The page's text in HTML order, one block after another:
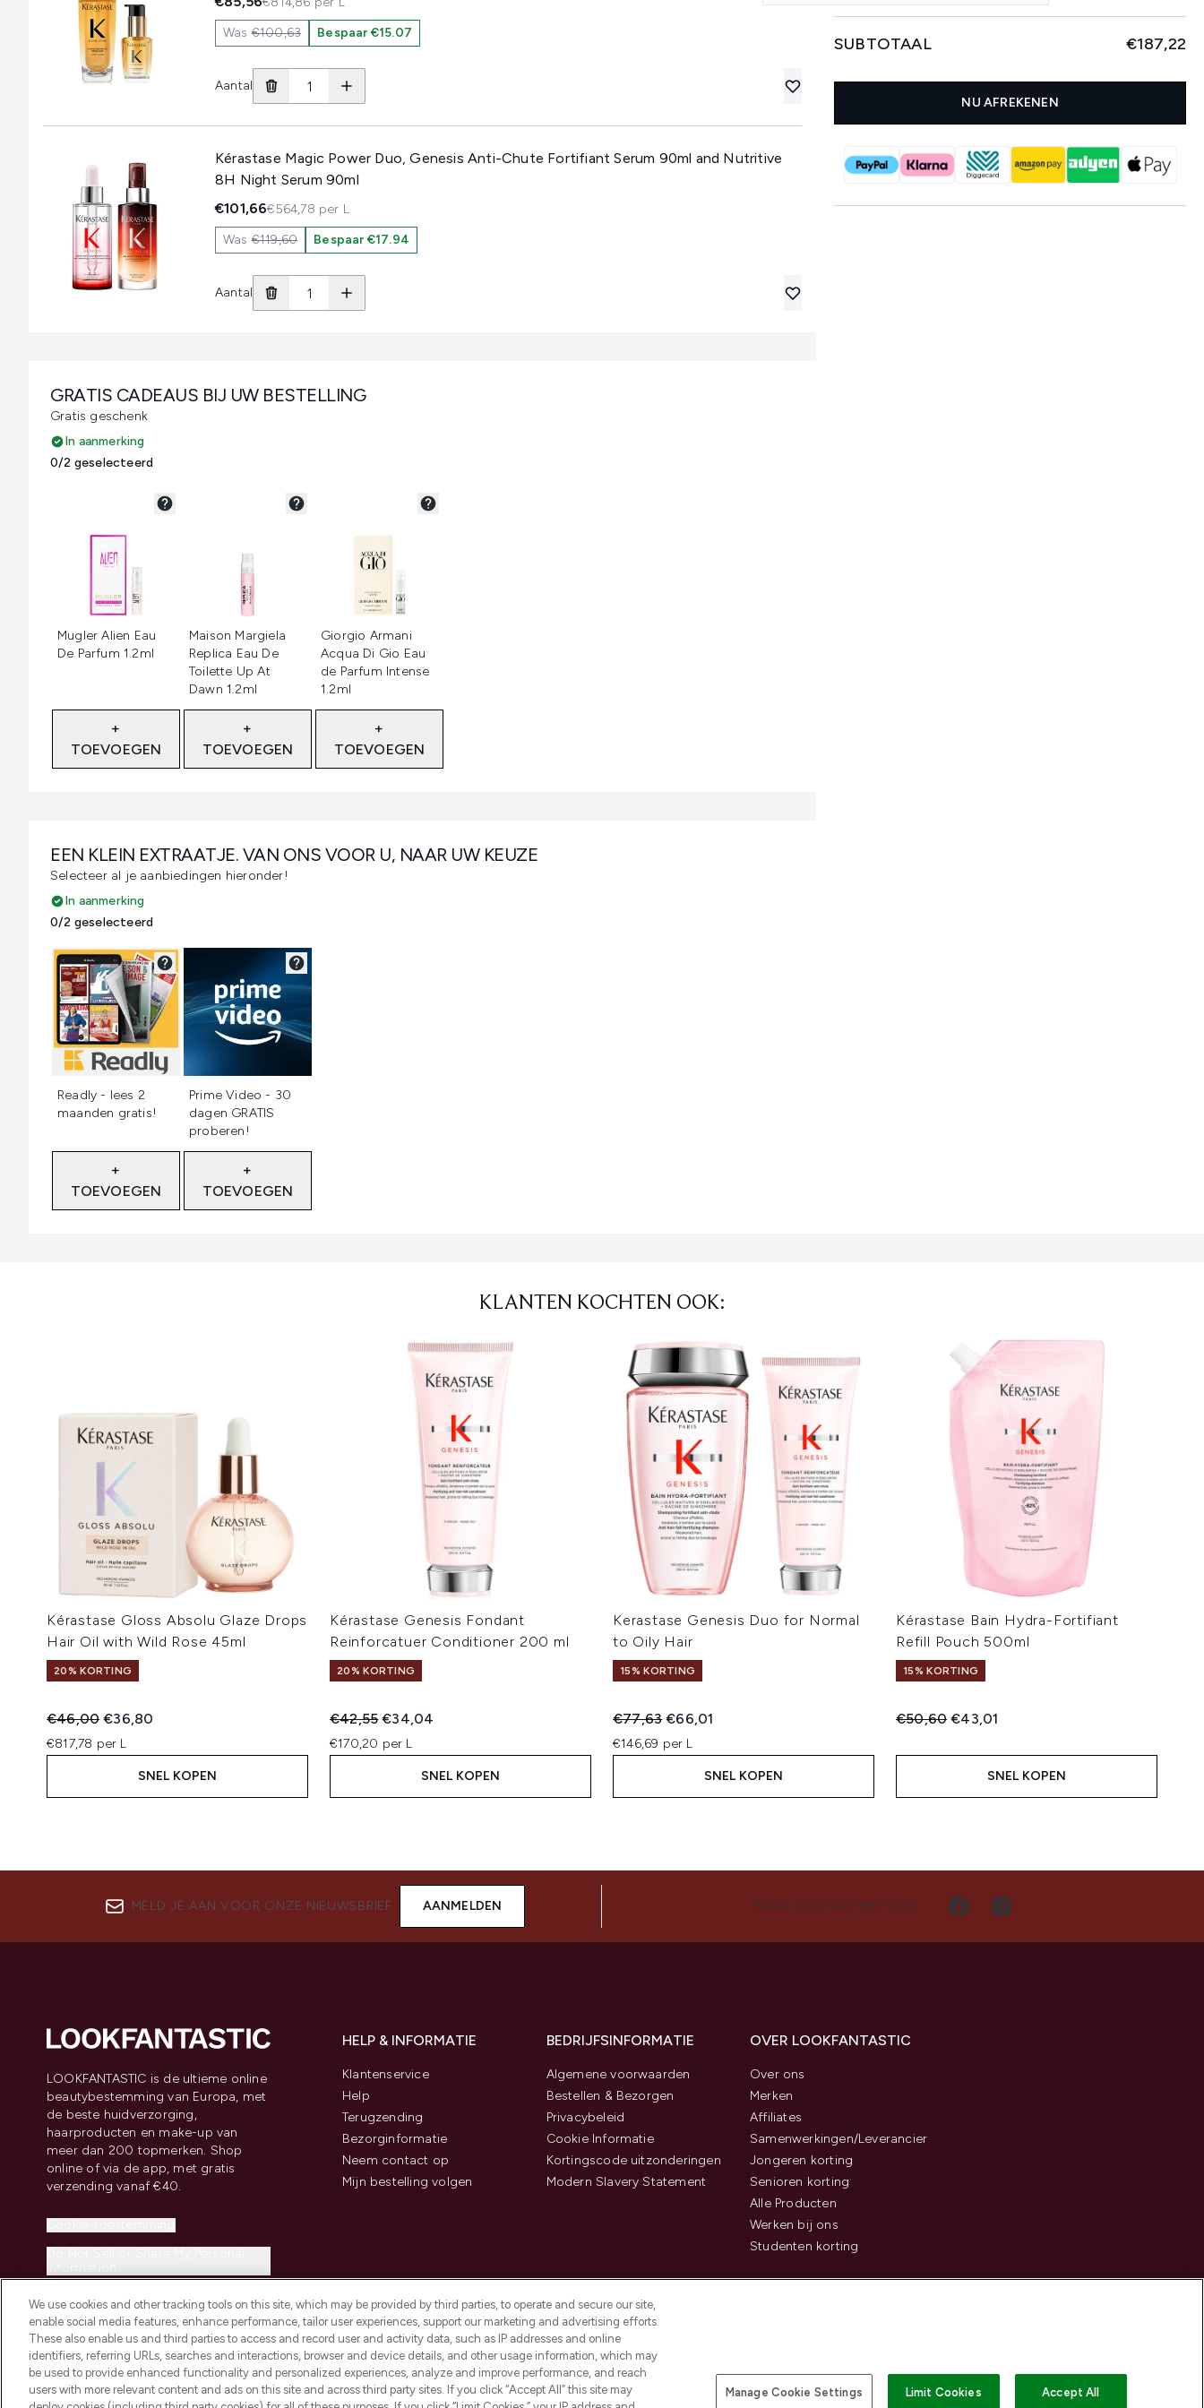
Was€100,63 Bespaar €15.07
Aantal
Kérastase Magic Power Duo, Genesis Anti-Chute Fortifiant Serum 90ml and Nutritive
8H Night Serum 90ml
€101,66€564,78 per L
Was€119,60 Bespaar €17.94
Aantal
GRATIS CADEAUS BIJ UW BESTELLING
Gratis geschenk
In aanmerking
0/2 geselecteerd
Mugler Alien Eau
De Parfum 1.2ml
+
TOEVOEGEN
Maison Margiela
Replica Eau De
Toilette Up At
Dawn 1.2ml
+
TOEVOEGEN
Giorgio Armani
Acqua Di Gio Eau
de Parfum Intense
1.2ml
+
TOEVOEGEN
EEN KLEIN EXTRAATJE. VAN ONS VOOR U, NAAR UW KEUZE
Selecteer al je aanbiedingen hieronder!
In aanmerking
0/2 geselecteerd
Readly - lees 2
maanden gratis!
+
TOEVOEGEN
Prime Video - 30
dagen GRATIS
proberen!
+
TOEVOEGEN
SUBTOTAAL €187,22
NU AFREKENEN
KLANTEN KOCHTEN OOK:
Kérastase Gloss Absolu Glaze Drops
Hair Oil with Wild Rose 45ml
20% KORTING
Recommended Retail Price:
€46,00Huidige prijs:
€36,80
€817,78 per L
SNEL KOPEN
Kérastase Genesis Fondant
Reinforcatuer Conditioner 200 ml
20% KORTING
Recommended Retail Price:
€42,55Huidige prijs:
€34,04
€170,20 per L
SNEL KOPEN
Kerastase Genesis Duo for Normal
to Oily Hair
15% KORTING
Recommended Retail Price:
€77,63Huidige prijs:
€66,01
€146,69 per L
SNEL KOPEN
Kérastase Bain Hydra-Fortifiant
Refill Pouch 500ml
15% KORTING
Recommended Retail Price:
€50,60Huidige prijs:
€43,01
SNEL KOPEN
MELD JE AAN VOOR ONZE NIEUWSBRIEF AANMELDEN MAAK CONTACT MET ONS
LOOKFANTASTIC is de ultieme online
beautybestemming van Europa, met
de beste huidverzorging,
haarproducten en make-up van
meer dan 200 topmerken. Shop
online of via de app, met gratis
verzending vanaf €40.
Information
HELP & INFORMATIE
Klantenservice
Help
Terugzending
Bezorginformatie
Neem contact op
Mijn bestelling volgen
BEDRIJFSINFORMATIE
Algemene voorwaarden
Bestellen & Bezorgen
Privacybeleid
Cookie Informatie
Kortingscode uitzonderingen
Modern Slavery Statement
OVER LOOKFANTASTIC
Over ons
Merken
Affiliates
Samenwerkingen/Leverancier
Jongeren korting
Senioren korting
Alle Producten
Werken bij ons
Studenten korting
2026 THG Beauty Europe GmbH Maximilianstrasse 54 80538 Munich Betaal veilig met
We use cookies and other tracking tools on this site, which may be provided by third parties, to operate and secure our site,
enable social media features, enhance performance, tailor user experiences, support our marketing and advertising efforts.
These also enable us and third parties to access and record user and activity data, such as IP addresses and online
identifiers, referring URLs, searches and interactions, browser and device details, and other usage information, which may
be used to provide enhanced functionality and personalized experiences, analyze and improve performance, and reach
users with more relevant content and ads on this site and across third party sites. If you click “Accept All” this site may
Manage Cookie Settings Limit Cookies Accept All